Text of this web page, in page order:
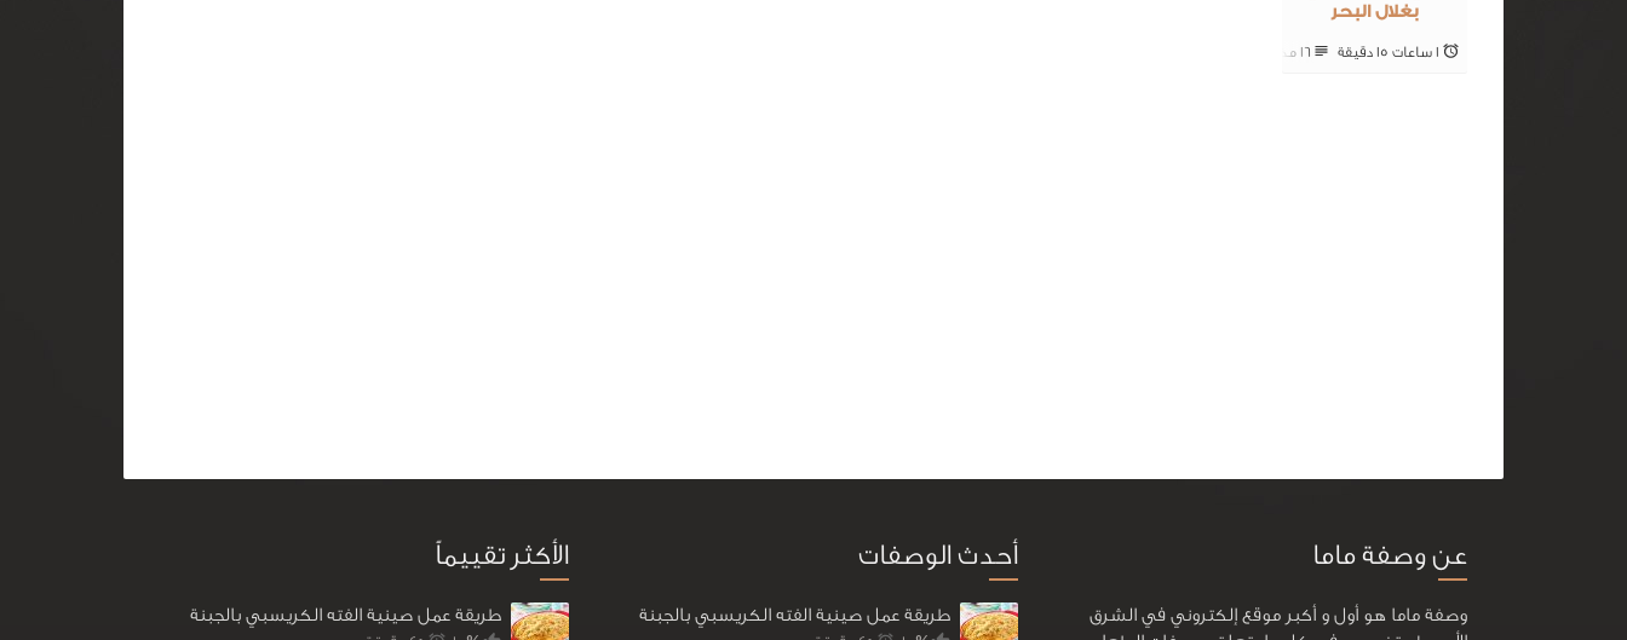
بغلال البحر
1 ساعات 15 ‎دقيقة 16 ‎مكونات
الأكثر تقييماً
طريقة عمل صينية الفته الكريسبي بالجبنة
أحدث الوصفات
طريقة عمل صينية الفته الكريسبي بالجبنة
عن وصفة ماما
وصفة ماما هو أول و أكبر موقع إلكتروني في الشرق